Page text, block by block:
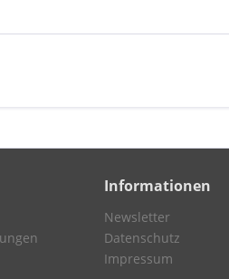
Informationen
Newsletter
Datenschutz
Impressum